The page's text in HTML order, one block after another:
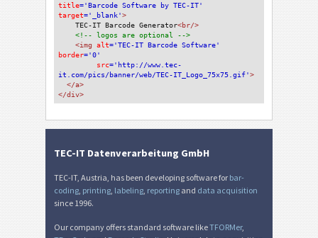
title='Barcode Software by TEC-IT'
target='_blank'>
TEC-IT Barcode Generator<br/>
<!-- logos are optional -->
<img alt='TEC-IT Barcode Software'
border='0'
src='http://www.tec-
it.com/pics/banner/web/TEC-IT_Logo_75x75.gif'>
</a>
</div>
TEC-IT Datenverarbeitung GmbH
TEC-IT, Austria, has been developing software for bar-
coding printing labeling reporting and data acquisition
since 1996.
Our company offers standard software likeTFORMer,